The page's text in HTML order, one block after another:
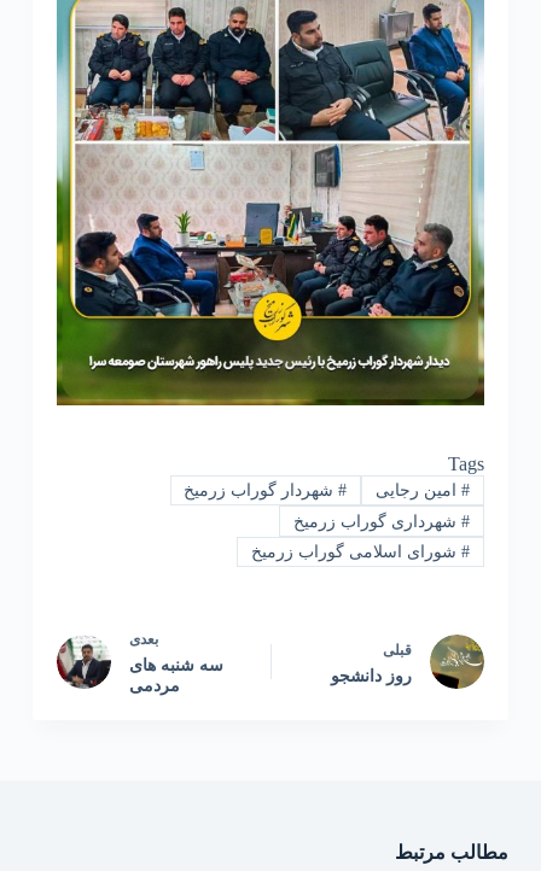
Tags
#امین رجایی #شهردار گوراب زرمیخ
#شهرداری گوراب زرمیخ
#شورای اسلامی گوراب زرمیخ
قبلی
روز دانشجو
بعدی
سه شنبه های
مردمی
مطالب مرتبط